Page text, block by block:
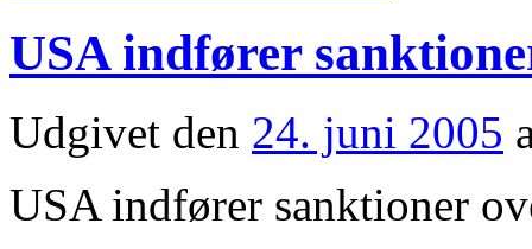
USA indfører
Udgivet den 24. juni 2005
USA indfører sanktioner